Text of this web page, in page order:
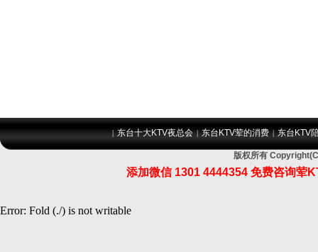
|东台十大KTV夜总会 |东台KTV荤的消费 |东台KTV
版权所有
添加微信 1301 4444354 免费咨询荤
Error: Fold (./) is not writable